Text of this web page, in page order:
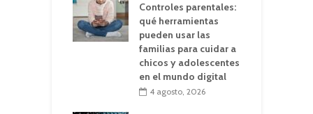
Controles parentales:
qué herramientas
pueden usar las
familias para cuidar a
chicos y adolescentes
en el mundo digital
4 agosto, 2026